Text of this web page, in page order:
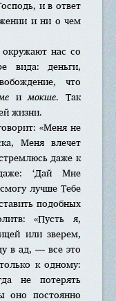
и в ответ
и ни о чем
нас со
вида: деньги,
что
имокше. Так
жизни.
«Меня не
Меня влечет
даже к
‘Дай Мне
лучше Тебе
подобных
«Пусть я,
или зверем,
в ад, — все это
к одному:
не потерять
оно постоянно